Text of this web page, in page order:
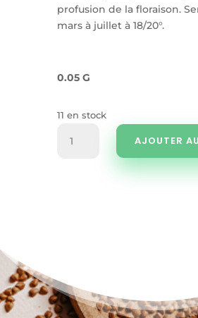
profusion de la floraison.
mars à juillet à 18/20°.
0.05 G
11 en stock
AJOUTER